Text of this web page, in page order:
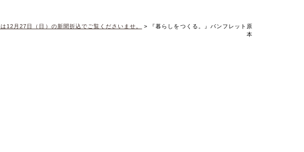
12月27日（日）の新聞折込でご覧くださいませ。 >
『暮らしをつくる。』パンフレット原
本